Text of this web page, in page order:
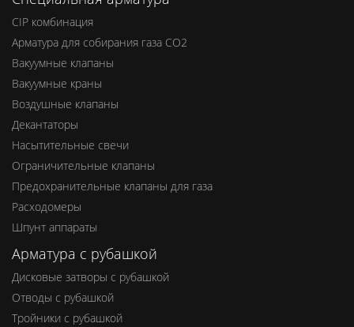
CIP комбинация
Арматура для собирания газа СО2
Вакуумные клапаны
Вакуумные краны
Воздушные клапаны
Декантаторы
Насытительные свечи
Ограничительные клапаны
Предохранительные клапаны для газа
Расходомеры
Шпунт аппараты
Арматура с рубашкой
Дисковые затворы с рубашкой
Отводы с рубашкой
Тройники с рубашкой